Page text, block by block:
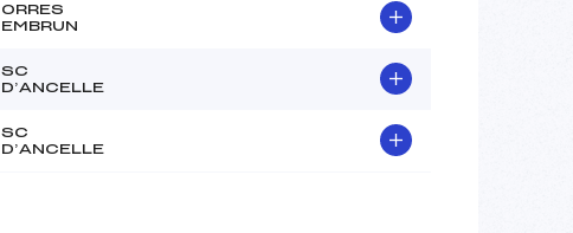
ORRES
EMBRUN
SC
D’ANCELLE
SC
D’ANCELLE